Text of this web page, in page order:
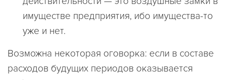
имуществе предприятия, ибо имущества-то
уже и нет.
Возможна некоторая оговорка: если в составе
расходов будущих периодов оказывается